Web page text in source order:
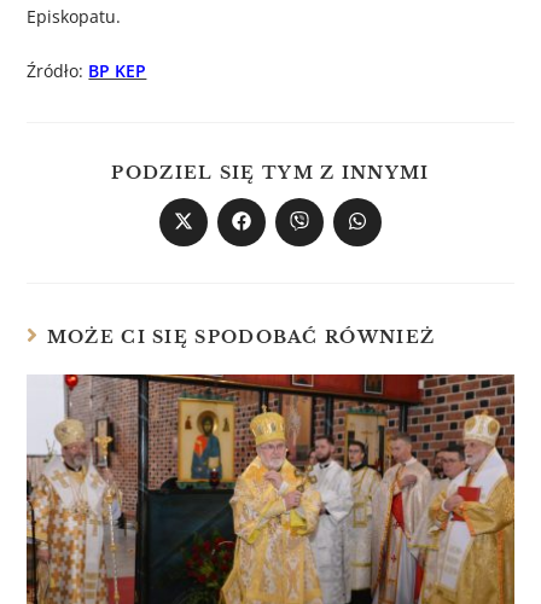
Episkopatu.
Źródło: BP KEP
PODZIEL SIĘ TYM Z INNYMI
MOŻE CI SIĘ SPODOBAĆ RÓWNIEŻ